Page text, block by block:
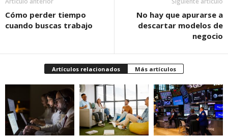
Cómo perder tiempo
cuando buscas trabajo
No hay que apurarse a
descartar modelos de
negocio
Artículos relacionados Más artículos